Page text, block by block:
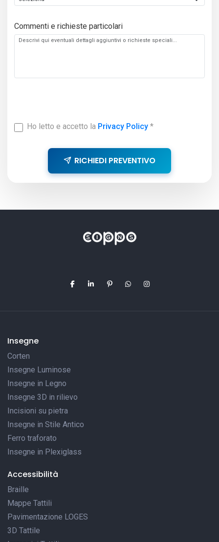
Commenti e richieste particolari
Ho letto e accetto la Privacy Policy*
RICHIEDI PREVENTIVO
Insegne
Corten
Insegne Luminose
Insegne in Legno
Insegne 3D in rilievo
Incisioni su pietra
Insegne in Stile Antico
Ferro traforato
Insegne in Plexiglass
Accessibilità
Braille
Mappe Tattili
Pavimentazione LOGES
3D Tattile